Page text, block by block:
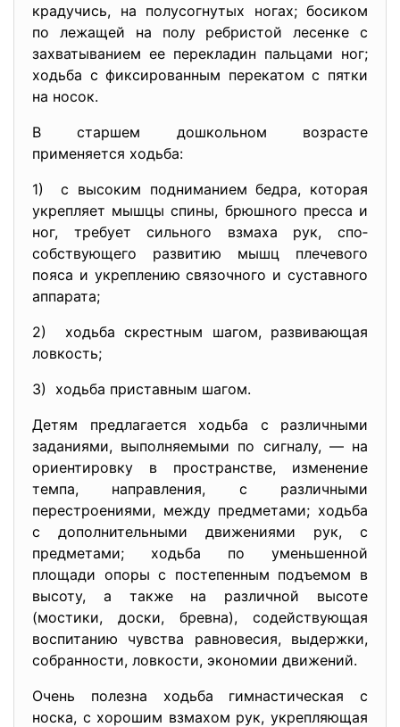
крадучись, на полусогнутых ногах; босиком
по лежа­щей на полу ребристой лесенке с
захватыванием ее перекладин пальцами ног;
ходьба с фиксированным перекатом с пятки
на носок.
В старшем дошкольном возрасте
применяется ходьба:
1) с высоким подниманием бедра, которая
укрепляет мышцы спины, брюшного пресса и
ног, требует сильного взмаха рук, спо­
собствующего развитию мышц плечевого
пояса и укреплению свя­зочного и суставного
аппарата;
2) ходьба скрестным шагом, развивающая
ловкость;
3) ходьба приставным шагом.
Детям предлагается ходьба с различными
заданиями, выполня­емыми по сигналу, — на
ориентировку в пространстве, изменение
темпа, направления, с различными
перестроениями, между пред­метами; ходьба
с дополнительными движениями рук, с
предмета­ми; ходьба по уменьшенной
площади опоры с постепенным подъе­мом в
высоту, а также на различной высоте
(мостики, доски, брев­на), содействующая
воспитанию чувства равновесия, выдержки,
собранности, ловкости, экономии движений.
Очень полезна ходьба гимнастическая с
носка, с хорошим взма­хом рук, укрепляющая